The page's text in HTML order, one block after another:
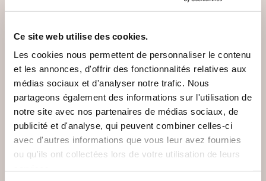
Ce site web utilise des cookies.
Les cookies nous permettent de personnaliser le contenu
et les annonces, d'offrir des fonctionnalités relatives aux
médias sociaux et d'analyser notre trafic. Nous
partageons également des informations sur l'utilisation de
notre site avec nos partenaires de médias sociaux, de
publicité et d'analyse, qui peuvent combiner celles-ci
avec d'autres informations que vous leur avez fournies
ou qu'ils ont collectées lors de votre utilisation de leurs
(2 avis)
Galatée Dominique
HIRIGOYEN
BONNE NUIT A
(0 avis)
Adrien DECAESTECKER
LES VIEILLES D'ÂME